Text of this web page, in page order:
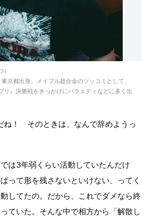
京都出身。メイプル超合金のツッコミとして、
リ』決勝戦をきっかけにバラエティなどに多く出
ね！ そのときは、なんで辞めようっ
では3年弱くらい活動していたんだけ
って形を残さないといけない、ってく
してたの。だから、これでダメなら終
ていた。そんな中で相方から「解散し